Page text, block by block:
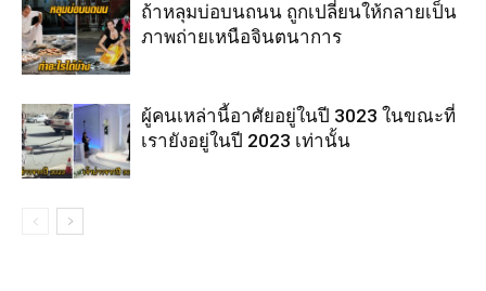
ถ้าหลุมบ่อบนถนน ถูกเปลี่ยนให้กลายเป็น
ภาพถ่ายเหนือจินตนาการ
ผู้คนเหล่านี้อาศัยอยู่ในปี 3023 ในขณะที่
เรายังอยู่ในปี 2023 เท่านั้น